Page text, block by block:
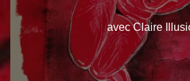
avec Claire